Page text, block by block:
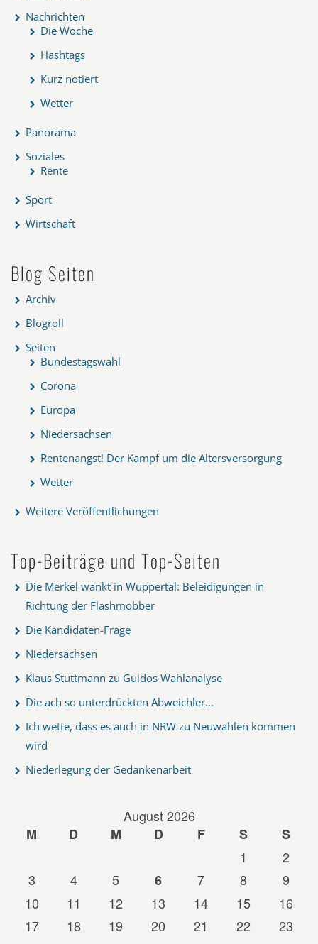
Nachrichten
Die Woche
Hashtags
Kurz notiert
Wetter
Panorama
Soziales
Rente
Sport
Wirtschaft
Blog Seiten
Archiv
Blogroll
Seiten
Bundestagswahl
Corona
Europa
Niedersachsen
Rentenangst! Der Kampf um die Altersversorgung
Wetter
Weitere Veröffentlichungen
Top-Beiträge und Top-Seiten
Die Merkel wankt in Wuppertal: Beleidigungen in
Richtung der Flashmobber
Die Kandidaten-Frage
Niedersachsen
Klaus Stuttmann zu Guidos Wahlanalyse
Die ach so unterdrückten Abweichler...
Ich wette, dass es auch in NRW zu Neuwahlen kommen
wird
Niederlegung der Gedankenarbeit
August 2026
M
D M D F S
S
1
2
3
4 5 6 7 8
9
10
11 12 13 14 15
16
17
18 19 20 21 22
23